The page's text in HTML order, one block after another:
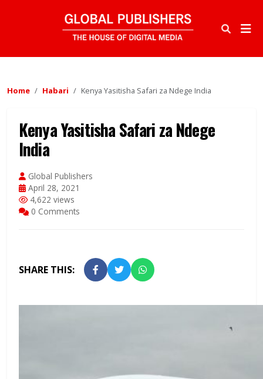
Home Habari Kenya Yasitisha Safari za Ndege India
Kenya Yasitisha Safari za Ndege
India
Global Publishers
April 28, 2021
4,622 views
0 Comments
SHARE THIS: